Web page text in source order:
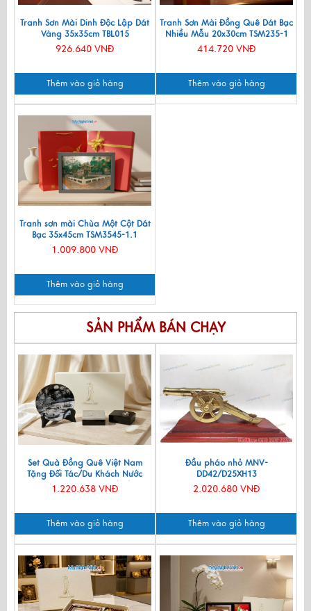
Tranh Sơn Mài Dinh Độc Lập Dát
Vàng 35x35cm TBL015
926.640 VNĐ
Thêm vào giỏ hàng
Tranh Sơn Mài Đồng Quê Dát Bạc
Nhiều Mẫu 20x30cm TSM235-1
414.720 VNĐ
Thêm vào giỏ hàng
Tranh sơn mài Chùa Một Cột Dát
Bạc 35x45cm TSM3545-1.1
1.009.800 VNĐ
Thêm vào giỏ hàng
SẢN PHẨM BÁN CHẠY
Set Quà Đồng Quê Việt Nam
Tặng Đối Tác/Du Khách Nước
Ngoài - Đĩa Sơn Mài/ Hộp
1.220.638 VNĐ
Thêm vào giỏ hàng
Đầu pháo nhỏ MNV-
DD42/D25XH13
2.020.680 VNĐ
Thêm vào giỏ hàng